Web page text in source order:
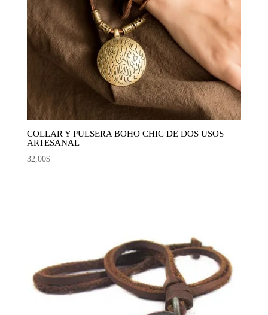
COLLAR Y PULSERA BOHO CHIC DE DOS USOS
ARTESANAL
32,00$